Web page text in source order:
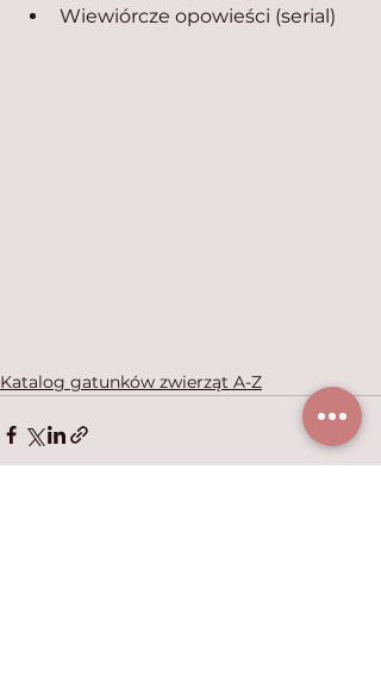
Wiewiórcze opowieści (serial)
Katalog gatunków zwierząt A-Z